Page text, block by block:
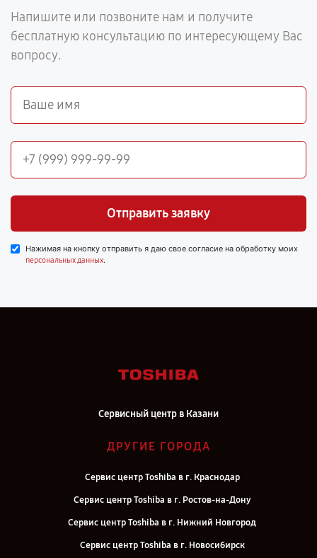
Напишите или позвоните нам и получите
бесплатную консультацию по интересующему Вас
вопросу.
Отправить заявку
Нажимая на кнопку отправить я даю свое согласие на обработку моих
персональных данных.
Сервисный центр в Казани
ДРУГИЕ ГОРОДА
Сервис центр Toshiba в г. Краснодар
Сервис центр Toshiba в г. Ростов-на-Дону
Сервис центр Toshiba в г. Нижний Новгород
Сервис центр Toshiba в г. Новосибирск